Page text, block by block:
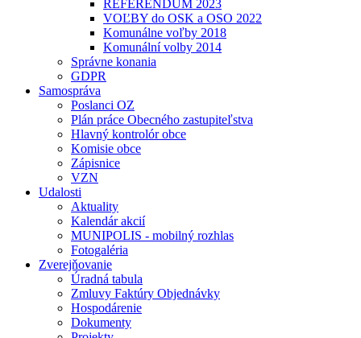
REFERENDUM 2023
VOĽBY do OSK a OSO 2022
Komunálne voľby 2018
Komunální volby 2014
Správne konania
GDPR
Samospráva
Poslanci OZ
Plán práce Obecného zastupiteľstva
Hlavný kontrolór obce
Komisie obce
Zápisnice
VZN
Udalosti
Aktuality
Kalendár akcií
MUNIPOLIS - mobilný rozhlas
Fotogaléria
Zverejňovanie
Úradná tabula
Zmluvy Faktúry Objednávky
Hospodárenie
Dokumenty